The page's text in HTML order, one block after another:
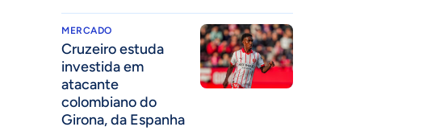
MERCADO
Cruzeiro estuda
investida em
atacante
colombiano do
Girona, da Espanha